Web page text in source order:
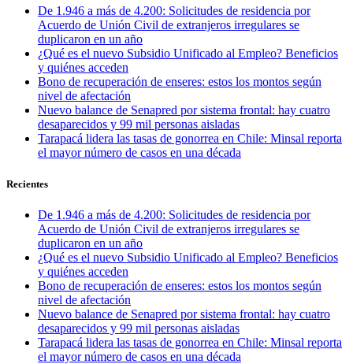
De 1.946 a más de 4.200: Solicitudes de residencia por
Acuerdo de Unión Civil de extranjeros irregulares se
duplicaron en un año
¿Qué es el nuevo Subsidio Unificado al Empleo? Beneficios
y quiénes acceden
Bono de recuperación de enseres: estos los montos según
nivel de afectación
Nuevo balance de Senapred por sistema frontal: hay cuatro
desaparecidos y 99 mil personas aisladas
Tarapacá lidera las tasas de gonorrea en Chile: Minsal reporta
el mayor número de casos en una década
Recientes
De 1.946 a más de 4.200: Solicitudes de residencia por
Acuerdo de Unión Civil de extranjeros irregulares se
duplicaron en un año
¿Qué es el nuevo Subsidio Unificado al Empleo? Beneficios
y quiénes acceden
Bono de recuperación de enseres: estos los montos según
nivel de afectación
Nuevo balance de Senapred por sistema frontal: hay cuatro
desaparecidos y 99 mil personas aisladas
Tarapacá lidera las tasas de gonorrea en Chile: Minsal reporta
el mayor número de casos en una década